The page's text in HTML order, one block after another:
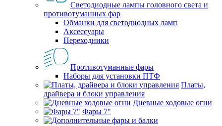
Светодиодные лампы головного света и
противотуманных фар
Обманки для светодиодных ламп
Аксессуары
Переходники
Противотуманные фары
Наборы для установки ПТФ
Платы,
драйвера и блоки управления
Дневные ходовые огни
Фары 7"